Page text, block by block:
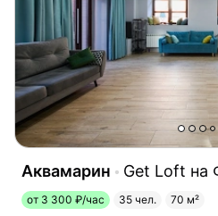
Аквамарин Get Loft на
от 3 300 ₽/час 35 чел. 70 м²